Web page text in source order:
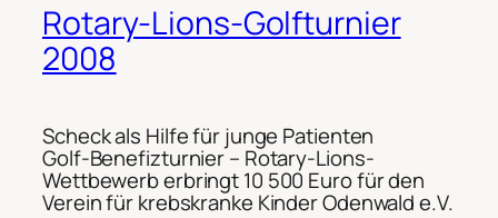
Rotary-Lions-Golfturnier
2008
Scheck als Hilfe für junge Patienten
Golf-Benefizturnier – Rotary-Lions-
Wettbewerb erbringt 10 500 Euro für den
Verein für krebskranke Kinder Odenwald e.V.